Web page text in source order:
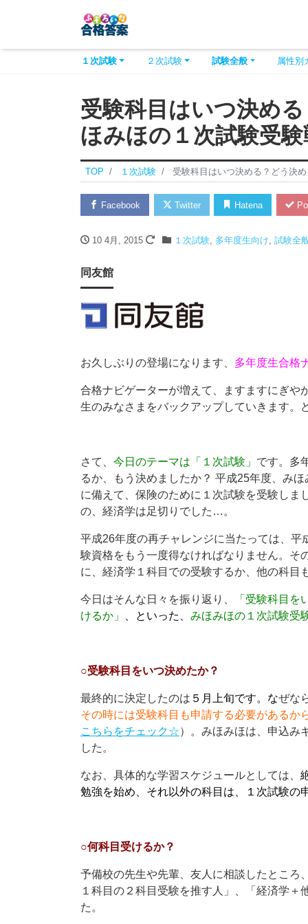
１次試験 ２次試験 試験全般 属性別
受験科目はいつ決め
ほみほの１次試験受
TOP １次試験 受験科目はいつ決める？どう決
Facebook Twitter Hatena
10 4月, 2015 １次試験, 多年度生向け 試験全
同友館
お久しぶりの登場になります、 多年度生合格
合格ナビゲーターが増えて、ますますにぎや
生のみなさまをバックアップしていきます。
さて、 今日のテーマは「１次試験」 です。多
るか、もう決めましたか？ 平成25年度、み
に備えて、保険のために１次試験を受験しま
の、経済学は足切りでした…。
平成26年度の再チャレンジに当たっては、
験資格をもう一度得なければなりません。そ
に、経済学１科目での受験するか、他の科目
今日はそんな日々を振り返り、
「受験科目
けるか」
、といった、 みほみほの１次試験受
○受験科目をいつ決めたか？
最終的に決定したのは ５月上旬です。なぜな
その時には受験科目も申請する必要があるか
こちらをチェック☆）。みほみほは、申込み
した。
なお、具体的な学習スケジュールとしては、
勉強を始め、それ以外の科目は、１次試験の
○何科目受けるか？
予備校の先生や先輩、友人に相談したところ
１科目の２科目受験を推す人」、「経済学
た。